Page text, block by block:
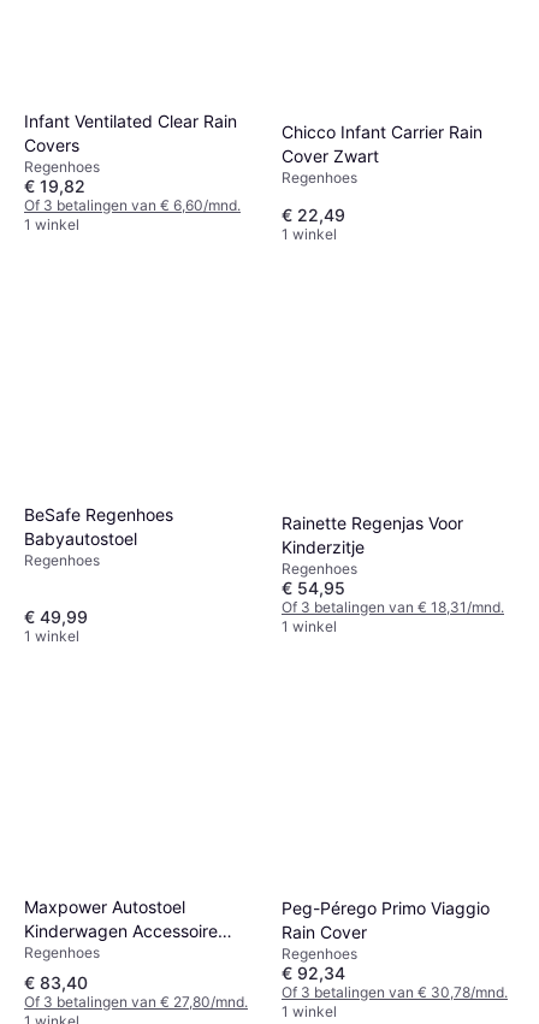
Infant Ventilated Clear Rain
Covers
Regenhoes
€ 19,82
Of 3 betalingen van € 6,60/mnd.
1 winkel
Chicco Infant Carrier Rain
Cover Zwart
Regenhoes
€ 22,49
1 winkel
BeSafe Regenhoes
Babyautostoel
Regenhoes
€ 49,99
1 winkel
Rainette Regenjas Voor
Kinderzitje
Regenhoes
€ 54,95
Of 3 betalingen van € 18,31/mnd.
1 winkel
Maxpower Autostoel
Kinderwagen Accessoire
Regenhoes
Regenhoes
€ 83,40
Of 3 betalingen van € 27,80/mnd.
Peg-Pérego Primo Viaggio
Rain Cover
Regenhoes
€ 92,34
Of 3 betalingen van € 30,78/mnd.
1 winkel